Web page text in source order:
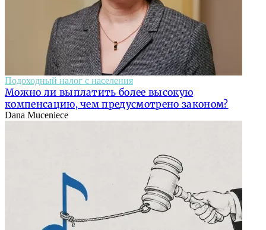
Подоходный налог с населения
Можно ли выплатить более высокую
компенсацию, чем предусмотрено законом?
Dana Muceniece